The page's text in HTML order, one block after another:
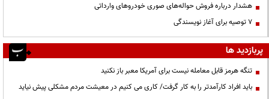
هشدار درباره فروش حواله‌های صوری خودروهای وارداتی
۷ توصیه برای آغاز نویسندگی
پربازدید ها
تنگه هرمز قابل معامله نیست برای آمریکا معبر باز نکنید
باید افراد کارآمدتر را به کار گرفت/ کاری می کنیم در معیشت مردم مشکلی پیش نیاید